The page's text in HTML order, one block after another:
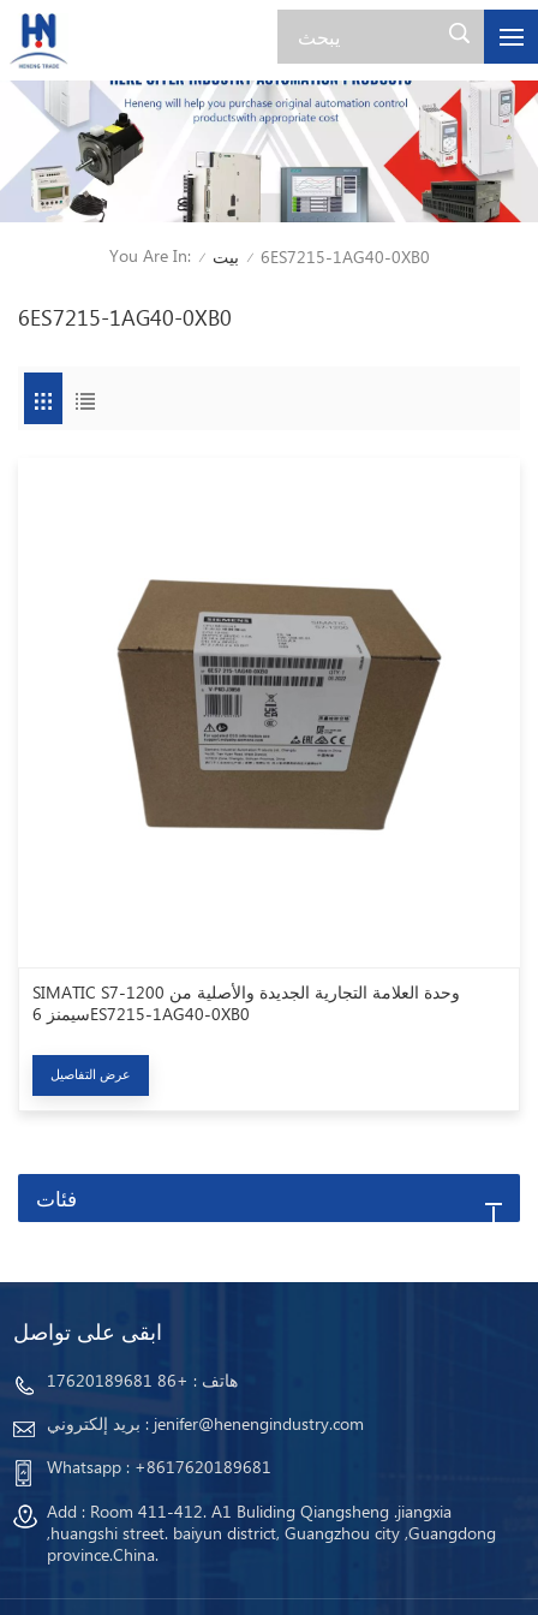
You Are In: / بيت / 6ES7215-1AG40-0XB0
6ES7215-1AG40-0XB0
SIMATIC S7-1200 وحدة العلامة التجارية الجديدة والأصلية من
سيمنز 6ES7215-1AG40-0XB0
عرض التفاصيل
فئات
ابقى على تواصل
هاتف : +86 17620189681
بريد إلكتروني : jenifer@henengindustry.com
Whatsapp : +8617620189681
Add : Room 411-412. A1 Buliding Qiangsheng .jiangxia
,huangshi street. baiyun district, Guangzhou city ,Guangdong
province.China.